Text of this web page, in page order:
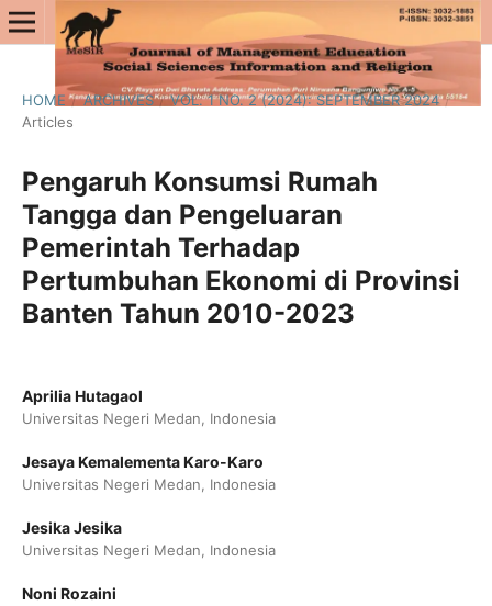
HOME / ARCHIVES / VOL. 1 NO. 2 (2024): SEPTEMBER 2024 /
Articles
Pengaruh Konsumsi Rumah
Tangga dan Pengeluaran
Pemerintah Terhadap
Pertumbuhan Ekonomi di Provinsi
Banten Tahun 2010-2023
Aprilia Hutagaol
Universitas Negeri Medan, Indonesia
Jesaya Kemalementa Karo-Karo
Universitas Negeri Medan, Indonesia
Jesika Jesika
Universitas Negeri Medan, Indonesia
Noni Rozaini